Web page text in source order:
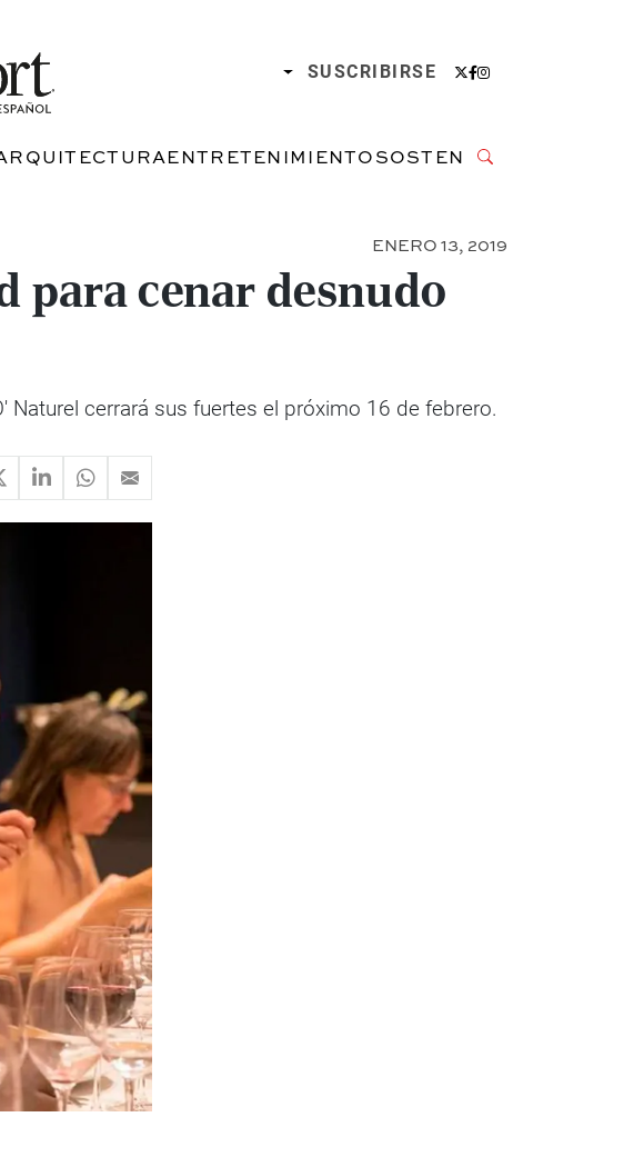
SUSCRIBIRSE
ENTRETENIMIENTOSOSTENIBILIDAD
ENERO 13, 2019
para cenar desnudo
cerrará sus fuertes el próximo 16 de febrero.